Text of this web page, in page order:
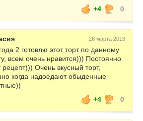
+4
0
26 марта 2013
2 готовлю этот торт по данному
всем очень нравится))) Постоянно
рецепт))) Очень вкусный торт,
когда надоедают обыденные
+4
0